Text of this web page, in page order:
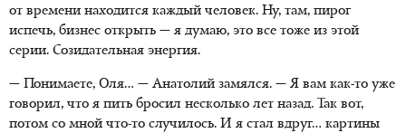
от времени находится каждый человек. Ну, там, пирог
испечь, бизнес открыть — я думаю, это все тоже из этой
серии. Созидательная энергия.
— Понимаете, Оля… — Анатолий замялся. — Я вам как-то уже
говорил, что я пить бросил несколько лет назад. Так вот,
потом со мной что-то случилось. И я стал вдруг… картины